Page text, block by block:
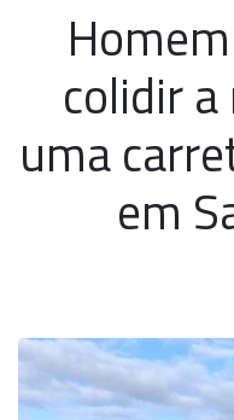
colidir
uma
em